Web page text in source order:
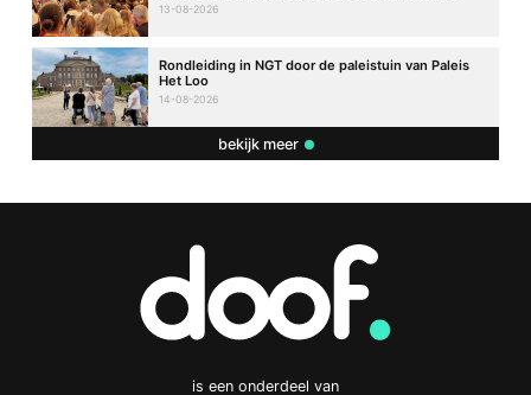
13-08-2026
Rondleiding in NGT door de paleistuin van Paleis
Het Loo
14-08-2026
bekijk meer
is een onderdeel van